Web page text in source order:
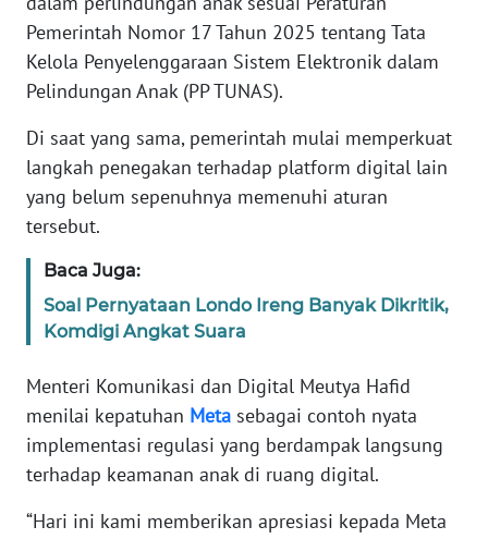
Pemerintah Nomor 17 Tahun 2025 tentang Tata
Kelola Penyelenggaraan Sistem Elektronik dalam
Pelindungan Anak (PP TUNAS).
Di saat yang sama, pemerintah mulai memperkuat
langkah penegakan terhadap platform digital lain
yang belum sepenuhnya memenuhi aturan
tersebut.
Baca Juga:
Soal Pernyataan Londo Ireng Banyak Dikritik,
Komdigi Angkat Suara
Menteri Komunikasi dan Digital Meutya Hafid
menilai kepatuhan Meta sebagai contoh nyata
implementasi regulasi yang berdampak langsung
terhadap keamanan anak di ruang digital.
“Hari ini kami memberikan apresiasi kepada Meta
KONTAK
IKLAN
TENTANG
KAMI
PEDOMAN
SIBER
KARIR
DISCLAIMER